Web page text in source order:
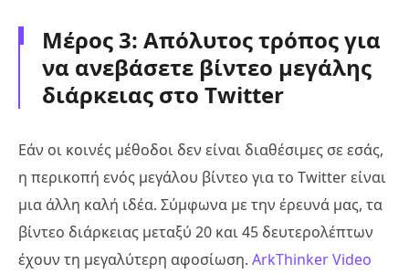
Μέρος 3: Απόλυτος τρόπος για
να ανεβάσετε βίντεο μεγάλης
διάρκειας στο Twitter
Εάν οι κοινές μέθοδοι δεν είναι διαθέσιμες σε εσάς,
η περικοπή ενός μεγάλου βίντεο για το Twitter είναι
μια άλλη καλή ιδέα. Σύμφωνα με την έρευνά μας, τα
βίντεο διάρκειας μεταξύ 20 και 45 δευτερολέπτων
έχουν τη μεγαλύτερη αφοσίωση. ArkThinker Video